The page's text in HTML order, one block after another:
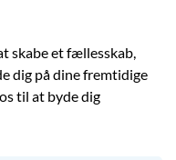
skabe et fællesskab,
dig på dine fremtidige
til at byde dig